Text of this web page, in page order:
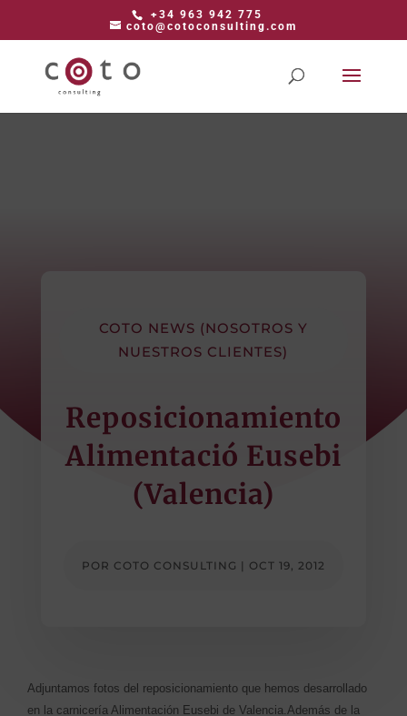
+34 963 942 775
coto@cotoconsulting.com
COTO NEWS (NOSOTROS Y
NUESTROS CLIENTES)
Reposicionamiento
Alimentació Eusebi
(Valencia)
POR COTO CONSULTING | OCT 19, 2012
Adjuntamos fotos del reposicionamiento que hemos desarrollado
en la carnicería Alimentación Eusebi de Valencia.Además de la